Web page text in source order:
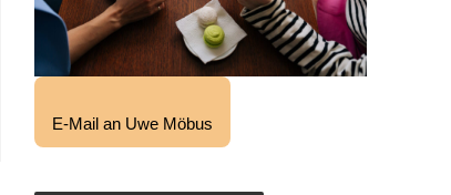
E-Mail an Uwe Möbus